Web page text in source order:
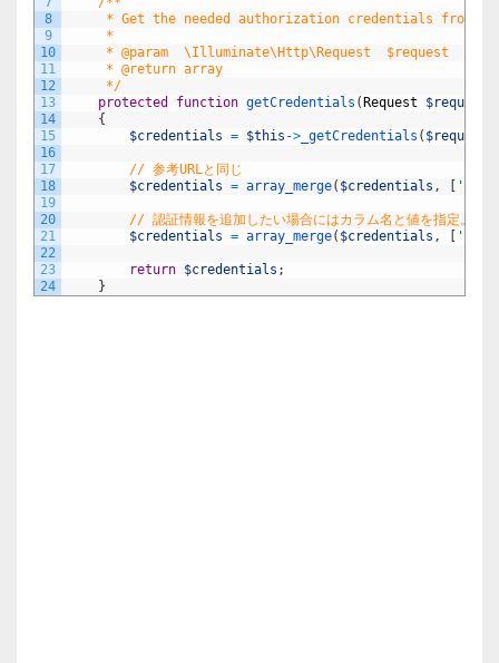
8
9
10
11
12
13
14
15
16
17
18
19
20
21
22
23
24
* Get the needed authorization credentials from
*
* @param  \Illuminate\Http\Request  $request
* @return array
*/
protected
function getCredentials (Request $request
{
$credentials = $this -> _getCredentials ( $request
// 参考URLと同じ
$credentials = array_merge( $credentials , [
// 認証情報を追加したい場合にはカラム名と値を指定。何
$credentials = array_merge( $credentials , [
return $credentials ;
}